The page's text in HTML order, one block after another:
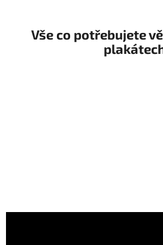
Vše co potřebujete